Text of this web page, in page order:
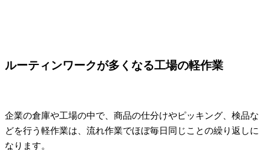
ルーティンワークが多くなる工場の軽作業
企業の倉庫や工場の中で、商品の仕分けやピッキング、検品な
どを行う軽作業は、流れ作業でほぼ毎日同じことの繰り返しに
なります。